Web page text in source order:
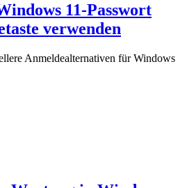
11-Passwort
verwenden
Anmeldealternativen für Windows